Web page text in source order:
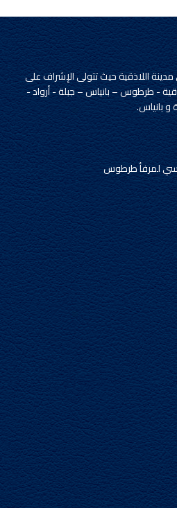
اللاذقية حيث تتولى الإشراف على
- طرطوس – بانياس – جبلة - أرواد -
و بانياس.
لمرفأ طرطوس